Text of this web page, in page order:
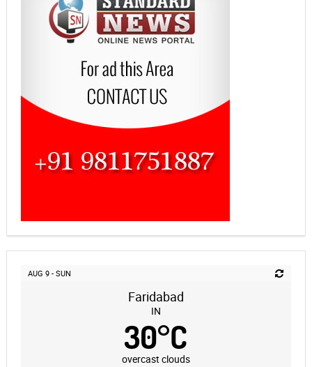
AUG 9 - SUN
Faridabad
IN
30°C
overcast clouds